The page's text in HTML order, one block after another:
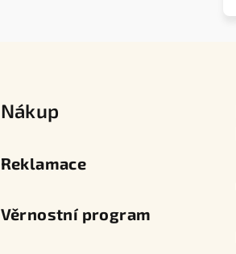
Nákup
Reklamace
Věrnostní program